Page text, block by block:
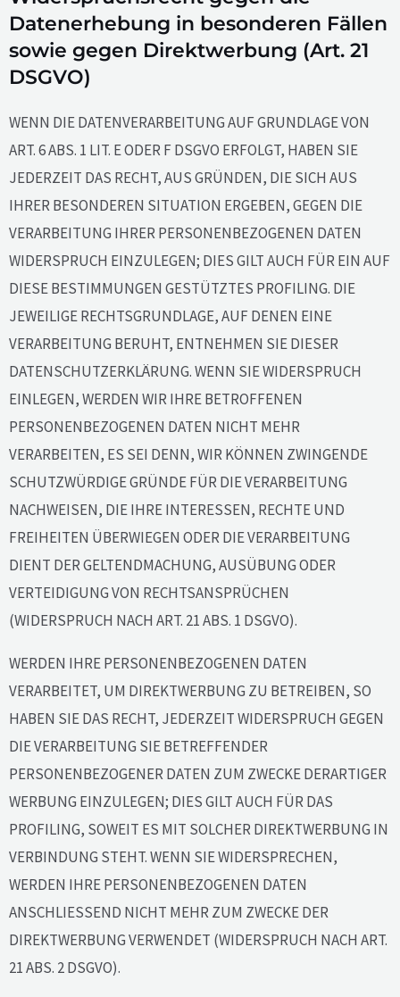
Datenerhebung in besonderen Fällen
sowie gegen Direktwerbung (Art. 21
DSGVO)
WENN DIE DATENVERARBEITUNG AUF GRUNDLAGE VON
ART. 6 ABS. 1 LIT. E ODER F DSGVO ERFOLGT, HABEN SIE
JEDERZEIT DAS RECHT, AUS GRÜNDEN, DIE SICH AUS
IHRER BESONDEREN SITUATION ERGEBEN, GEGEN DIE
VERARBEITUNG IHRER PERSONENBEZOGENEN DATEN
WIDERSPRUCH EINZULEGEN; DIES GILT AUCH FÜR EIN AUF
DIESE BESTIMMUNGEN GESTÜTZTES PROFILING. DIE
JEWEILIGE RECHTSGRUNDLAGE, AUF DENEN EINE
VERARBEITUNG BERUHT, ENTNEHMEN SIE DIESER
DATENSCHUTZERKLÄRUNG. WENN SIE WIDERSPRUCH
EINLEGEN, WERDEN WIR IHRE BETROFFENEN
PERSONENBEZOGENEN DATEN NICHT MEHR
VERARBEITEN, ES SEI DENN, WIR KÖNNEN ZWINGENDE
SCHUTZWÜRDIGE GRÜNDE FÜR DIE VERARBEITUNG
NACHWEISEN, DIE IHRE INTERESSEN, RECHTE UND
FREIHEITEN ÜBERWIEGEN ODER DIE VERARBEITUNG
DIENT DER GELTENDMACHUNG, AUSÜBUNG ODER
VERTEIDIGUNG VON RECHTSANSPRÜCHEN
(WIDERSPRUCH NACH ART. 21 ABS. 1 DSGVO).
WERDEN IHRE PERSONENBEZOGENEN DATEN
VERARBEITET, UM DIREKTWERBUNG ZU BETREIBEN, SO
HABEN SIE DAS RECHT, JEDERZEIT WIDERSPRUCH GEGEN
DIE VERARBEITUNG SIE BETREFFENDER
PERSONENBEZOGENER DATEN ZUM ZWECKE DERARTIGER
WERBUNG EINZULEGEN; DIES GILT AUCH FÜR DAS
PROFILING, SOWEIT ES MIT SOLCHER DIREKTWERBUNG IN
VERBINDUNG STEHT. WENN SIE WIDERSPRECHEN,
WERDEN IHRE PERSONENBEZOGENEN DATEN
ANSCHLIESSEND NICHT MEHR ZUM ZWECKE DER
DIREKTWERBUNG VERWENDET (WIDERSPRUCH NACH ART.
21 ABS. 2 DSGVO).